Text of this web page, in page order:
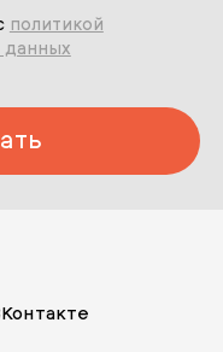
политикой
данных